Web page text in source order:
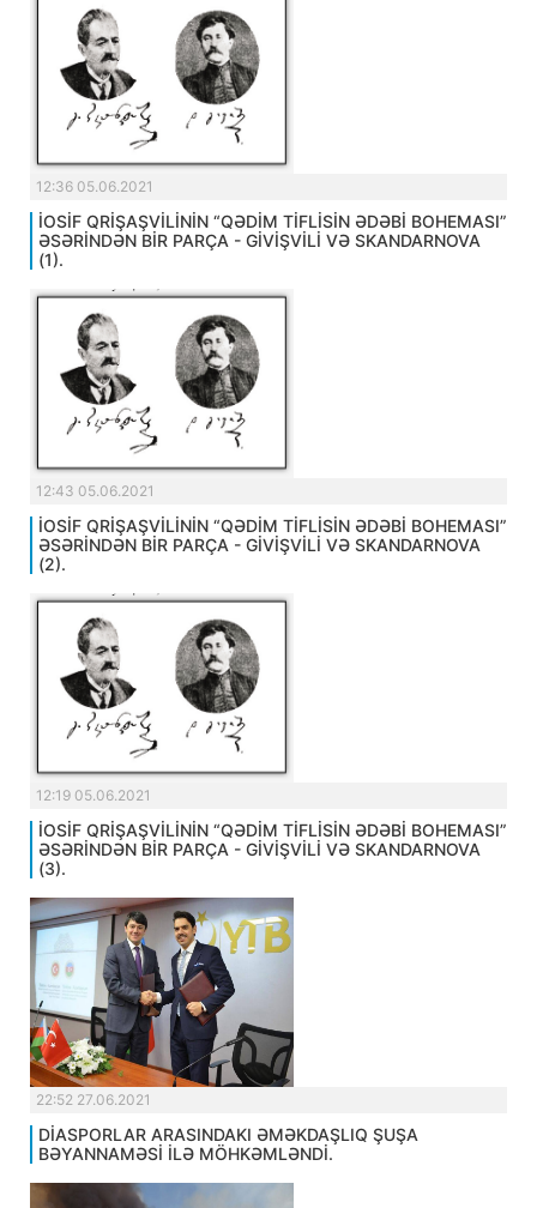
12:36 05.06.2021
İOSİF QRİŞAŞVİLİNİN “QƏDİM TİFLİSİN ƏDƏBİ BOHEMASI”
ƏSƏRİNDƏN BİR PARÇA - GİVİŞVİLİ VƏ SKANDARNOVA
(1).
12:43 05.06.2021
İOSİF QRİŞAŞVİLİNİN “QƏDİM TİFLİSİN ƏDƏBİ BOHEMASI”
ƏSƏRİNDƏN BİR PARÇA - GİVİŞVİLİ VƏ SKANDARNOVA
(2).
12:19 05.06.2021
İOSİF QRİŞAŞVİLİNİN “QƏDİM TİFLİSİN ƏDƏBİ BOHEMASI”
ƏSƏRİNDƏN BİR PARÇA - GİVİŞVİLİ VƏ SKANDARNOVA
(3).
22:52 27.06.2021
DİASPORLAR ARASINDAKI ƏMƏKDAŞLIQ ŞUŞA
BƏYANNAMƏSİ İLƏ MÖHKƏMLƏNDİ.